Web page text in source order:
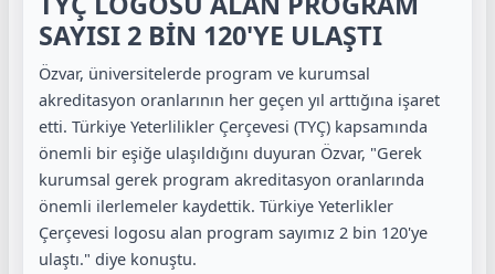
SAYISI 2 BİN 120'YE ULAŞTI
Özvar, üniversitelerde program ve kurumsal
akreditasyon oranlarının her geçen yıl arttığına işaret
etti. Türkiye Yeterlilikler Çerçevesi (TYÇ) kapsamında
önemli bir eşiğe ulaşıldığını duyuran Özvar, "Gerek
kurumsal gerek program akreditasyon oranlarında
önemli ilerlemeler kaydettik. Türkiye Yeterlikler
Çerçevesi logosu alan program sayımız 2 bin 120'ye
ulaştı." diye konuştu.